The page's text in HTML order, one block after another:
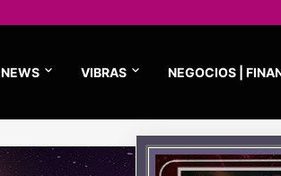
NEWS VIBRAS NEGOCIOS |